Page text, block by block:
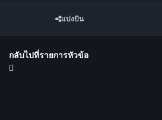
แบ่งปัน
กลับไปที่รายการหัวข้อ